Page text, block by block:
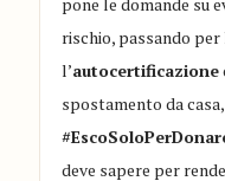
rischio, passando
l’autocertificazione
spostamento da
deve sapere per